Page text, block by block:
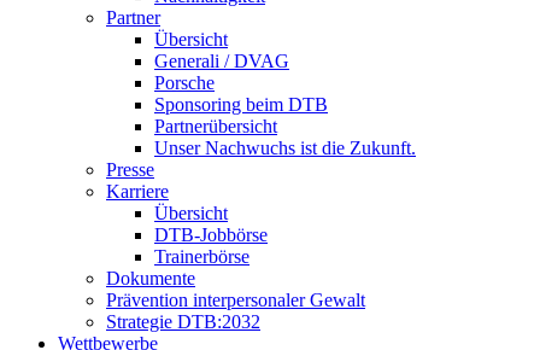
Partner
Übersicht
Generali / DVAG
Porsche
Sponsoring beim DTB
Partnerübersicht
Unser Nachwuchs ist die Zukunft.
Presse
Karriere
Übersicht
DTB-Jobbörse
Trainerbörse
Dokumente
Prävention interpersonaler Gewalt
Strategie DTB:2032
Wettbewerbe